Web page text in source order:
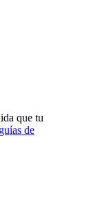
que tu
guías de